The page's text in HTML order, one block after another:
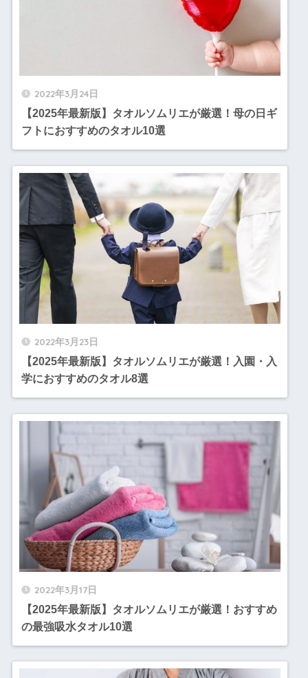
2022年3月24日
【2025年最新版】タオルソムリエが厳選！母の日ギ
フトにおすすめのタオル10選
2022年3月23日
【2025年最新版】タオルソムリエが厳選！入園・入
学におすすめのタオル8選
2022年3月17日
【2025年最新版】タオルソムリエが厳選！おすすめ
の最強吸水タオル10選